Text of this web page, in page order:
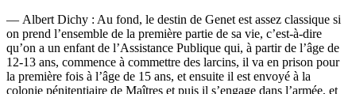
— Albert Dichy : Au fond, le destin de Genet est assez classique si
on prend l’ensemble de la première partie de sa vie, c’est-à-dire
qu’on a un enfant de l’Assistance Publique qui, à partir de l’âge de
12-13 ans, commence à commettre des larcins, il va en prison pour
la première fois à l’âge de 15 ans, et ensuite il est envoyé à la
colonie pénitentiaire de Maîtres et puis il s’engage dans l’armée, et